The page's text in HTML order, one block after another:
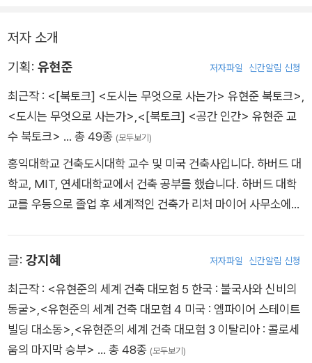
전 세계의 랜드마크를 지키기 위해 인류 역사와 함께해 온 비밀
고양이단 캣마블.
평화롭던 어느 날, 피라미드를 보호하던 마법의 보호막이 깨지기
시작한다. 랜드마크를 지킬 유일한 방법은 바로, 인간 집사와 함
께 ‘랜드마블 게임’을 완수하는 것! 캣마블의 리더 호야는 고심 끝
밀리듯 게임에 참여하게 된 아키!
한편, 건축가 유현준은 정체불명의 보드게임 판과 수상한 편지 한
통을 받는다. “게임을 완료하고, 랜드마크를 지켜라?” 의문을 품
그리고 그곳에서 아키와 만나게 되고, 집으로 돌아가기 위해 함께
랜드마블 게임을 해야 한다는 것을 깨닫는다. 나일강을 따라 배를
타고, 채석장에서 돌을 캐고, 장인 마을을 탐험하며 피라미드 건
축의 모든 과정을 직접 체험하는 현준과 아키. 그런데, 한창 게임
이 진행되던 중, 갑자기 현준이 사라지고 마는데...! 과연 이들은
저자 소개
기획: 유현준 저자파일 신간알림 신청
최근작 : <[북토크] <도시는 무엇으로 사는가> 유현준 북토크>
<도시는 무엇으로 사는가> <[북토크] <공간 인간> 유현준 교
수 북토크> … 총 49종 (모두보기)
홍익대학교 건축도시대학 교수 및 미국 건축사입니다. 하버드 대
학교, MIT, 연세대학교에서 건축 공부를 했습니다. 하버드 대학
교를 우등으로 졸업 후 세계적인 건축가 리처 마이어 사무소에서
생각하며, 잘 어우러질 수 있는 화목한 건축으로 관계와 사회를
바꿔 나가고 있습니다. 또한 여러 매체에 글을 연재하면서 방송
출연 및 유튜브 「셜록 현준」을 통해 공간과 건축 이야기를 쉽게
전하고 있습니다.
글: 강지혜 저자파일 신간알림 신청
최근작 : <유현준의 세계 건축 대모험 5 한국 : 불국사와 신비의
동굴> <유현준의 세계 건축 대모험 4 미국 : 엠파이어 스테이트
빌딩 대소동> <유현준의 세계 건축 대모험 3 이탈리아 : 콜로세
움의 마지막 승부> … 총 48종 (모두보기)